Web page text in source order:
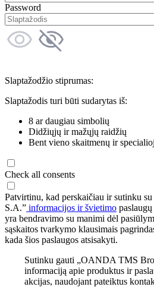
Password
Slaptažodžio stiprumas:
Slaptažodis turi būti sudarytas iš:
8 ar daugiau simbolių
Didžiųjų ir mažųjų raidžių
Bent vieno skaitmenų ir
Check all consents
Patvirtinu, kad perskaičiau ir sutinku
S.A.” informacijos ir švietimo
yra bendravimo su manimi dėl
sąskaitos tvarkymo klausimais
kada šios paslaugos atsisakyti.
Sutinku gauti „OANDA TMS
informaciją apie produktus ir
akcijas, naudojant pateiktus